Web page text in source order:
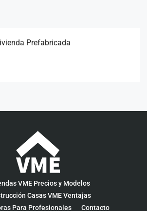
Prefabricada
VME Precios y Modelos
Casas VME Ventajas
Para Profesionales
Contacto